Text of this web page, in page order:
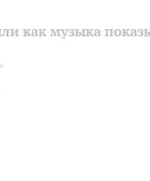
как музыка